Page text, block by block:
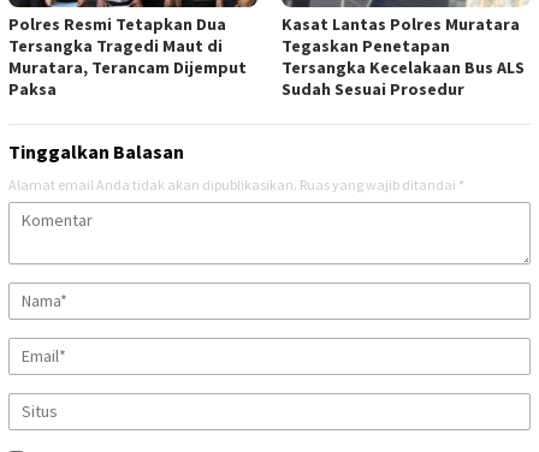
Polres Resmi Tetapkan Dua
Tersangka Tragedi Maut di
Muratara, Terancam Dijemput
Paksa
Kasat Lantas Polres Muratara
Tegaskan Penetapan
Tersangka Kecelakaan Bus ALS
Sudah Sesuai Prosedur
Tinggalkan Balasan
Alamat email Anda tidak akan dipublikasikan. Ruas yang wajib ditandai *